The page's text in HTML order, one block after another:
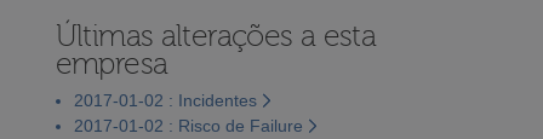
Últimas alterações a esta
empresa
2017-01-02 : Incidentes
2017-01-02 : Risco de Failure